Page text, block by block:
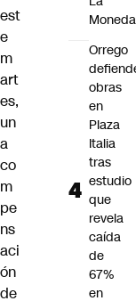
est
e
m
art
es,
un
a
co
m
pe
ns
aci
ón
de
Moneda
Orrego
obras
en
Plaza
Italia
tras
estudio
que
revela
caída
de
67%
en